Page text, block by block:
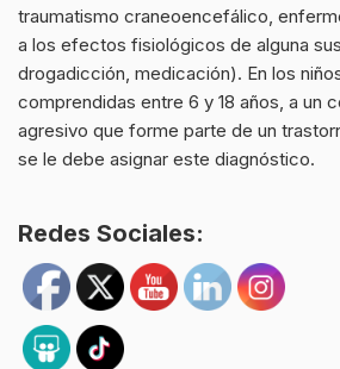
traumatismo craneoencefálico,
a los efectos fisiológicos de alguna
drogadicción, medicación). En los
comprendidas entre 6 y 18 años, a un
agresivo que forme parte de un
se le debe asignar este diagnóstico.
Redes Sociales: